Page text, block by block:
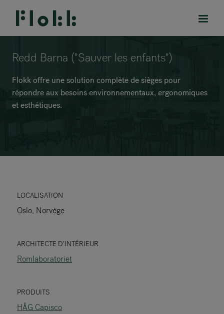
PRODUITS
Redd Barna ("Sauver les enfants")
Flokk offre une solution complète de sièges pour
répondre aux besoins environnementaux, ergonomiques
et esthétiques.
LOCALISATION
Oslo, Norvège
ARCHITECTE D'INTÉRIEUR
Romlaboratoriet
PRODUITS
HÅG Capisco